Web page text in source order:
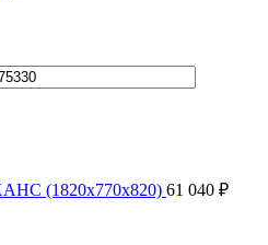
(1820х770х820) 61 040 ₽